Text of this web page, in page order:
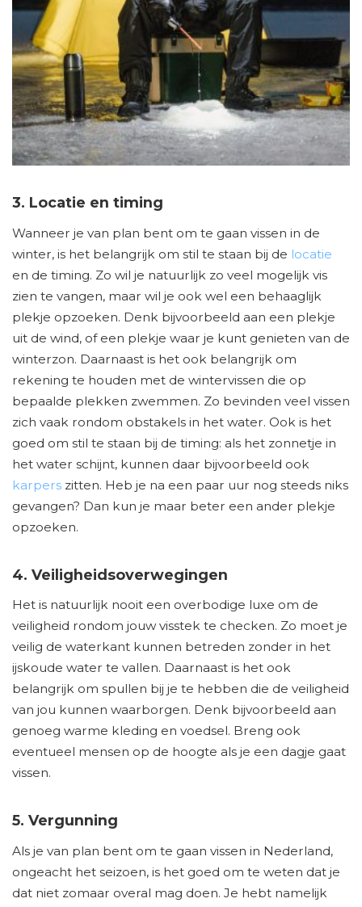
3. Locatie en timing
Wanneer je van plan bent om te gaan vissen in de
winter, is het belangrijk om stil te staan bij de locatie
en de timing. Zo wil je natuurlijk zo veel mogelijk vis
zien te vangen, maar wil je ook wel een behaaglijk
plekje opzoeken. Denk bijvoorbeeld aan een plekje
uit de wind, of een plekje waar je kunt genieten van de
winterzon. Daarnaast is het ook belangrijk om
rekening te houden met de wintervissen die op
bepaalde plekken zwemmen. Zo bevinden veel vissen
zich vaak rondom obstakels in het water. Ook is het
goed om stil te staan bij de timing: als het zonnetje in
het water schijnt, kunnen daar bijvoorbeeld ook
karpers zitten. Heb je na een paar uur nog steeds niks
gevangen? Dan kun je maar beter een ander plekje
opzoeken.
4. Veiligheidsoverwegingen
Het is natuurlijk nooit een overbodige luxe om de
veiligheid rondom jouw visstek te checken. Zo moet je
veilig de waterkant kunnen betreden zonder in het
ijskoude water te vallen. Daarnaast is het ook
belangrijk om spullen bij je te hebben die de veiligheid
van jou kunnen waarborgen. Denk bijvoorbeeld aan
genoeg warme kleding en voedsel. Breng ook
eventueel mensen op de hoogte als je een dagje gaat
vissen.
5. Vergunning
Als je van plan bent om te gaan vissen in Nederland,
ongeacht het seizoen, is het goed om te weten dat je
dat niet zomaar overal mag doen. Je hebt namelijk